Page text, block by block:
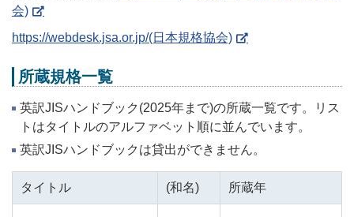
会)
https://webdesk.jsa.or.jp/(日本規格協会)
所蔵規格一覧
英訳JISハンドブック(2025年まで)の所蔵一覧です。リス
トはタイトルのアルファベット順に並んでいます。
英訳JISハンドブックは貸出ができません。
タイトル (和名) 所蔵年